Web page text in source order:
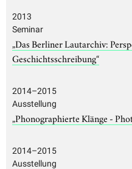
2013
Seminar
„Das Berliner Lautarchiv:
Geschichtsschreibung“
2014–2015
Ausstellung
„Phonographierte Klänge -
2014–2015
Ausstellung